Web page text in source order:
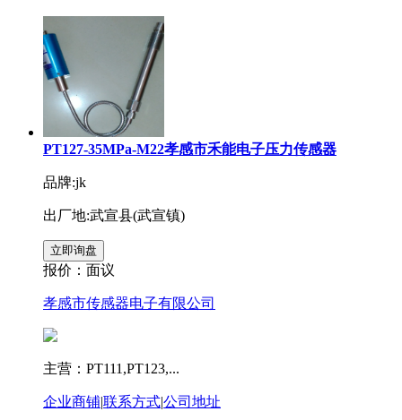
PT127-35MPa-M22孝感市禾能电子压力传感器
品牌:jk
出厂地:武宣县(武宣镇)
报价： 面议
孝感市传感器电子有限公司
主营：PT111,PT123,...
企业商铺|联系方式|公司地址